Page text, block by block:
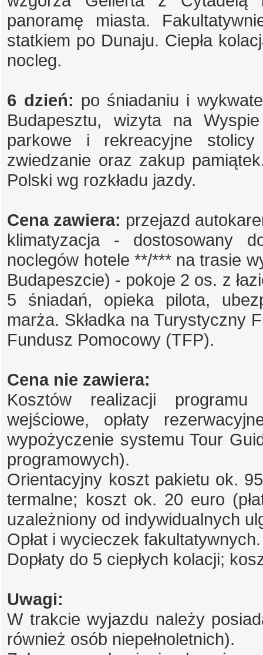
panoramę miasta.
statkiem po Dunaju. Ciepła
nocleg.
6 dzień: po śniadaniu i
Budapesztu, wizyta na
parkowe i rekreacyjne
zwiedzanie oraz zakup
Polski wg rozkładu jazdy.
Cena zawiera: przejazd
klimatyzacja - dostosowany
noclegów hotele **/*** na trasie
Budapeszcie) - pokoje 2 os. z
5 śniadań, opieka pilota,
marża. Składka na Turystyczny
Fundusz Pomocowy (TFP).
Cena nie zawiera:
Kosztów realizacji
wejściowe, opłaty
wypożyczenie systemu Tour
programowych).
Orientacyjny koszt pakietu ok.
termalne; koszt ok. 20 euro
uzależniony od indywidualnych
Opłat i wycieczek fakultatywnych.
Dopłaty do 5 ciepłych kolacji;
Uwagi:
W trakcie wyjazdu należy
również osób niepełnoletnich).